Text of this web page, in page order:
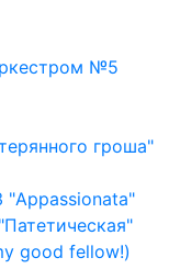
№5
гроша"
good fellow!)